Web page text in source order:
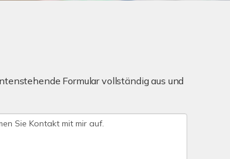
Formular vollständig aus und